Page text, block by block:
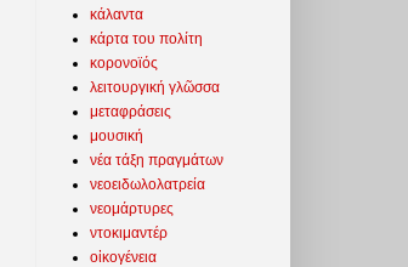
κάλαντα
κάρτα του πολίτη
κορονοϊός
λειτουργική γλῶσσα
μεταφράσεις
μουσική
νέα τάξη πραγμάτων
νεοειδωλολατρεία
νεομάρτυρες
ντοκιμαντέρ
οἰκογένεια